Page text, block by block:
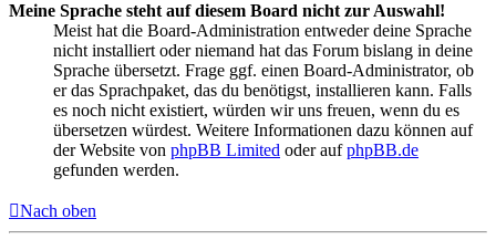
Meine Sprache steht auf diesem Board nicht zur Auswahl!
Meist hat die Board-Administration entweder deine Sprache
nicht installiert oder niemand hat das Forum bislang in deine
Sprache übersetzt. Frage ggf. einen Board-Administrator, ob
er das Sprachpaket, das du benötigst, installieren kann. Falls
es noch nicht existiert, würden wir uns freuen, wenn du es
übersetzen würdest. Weitere Informationen dazu können auf
der Website von phpBB Limited oder aufphpBB.de
gefunden werden.
Nach oben